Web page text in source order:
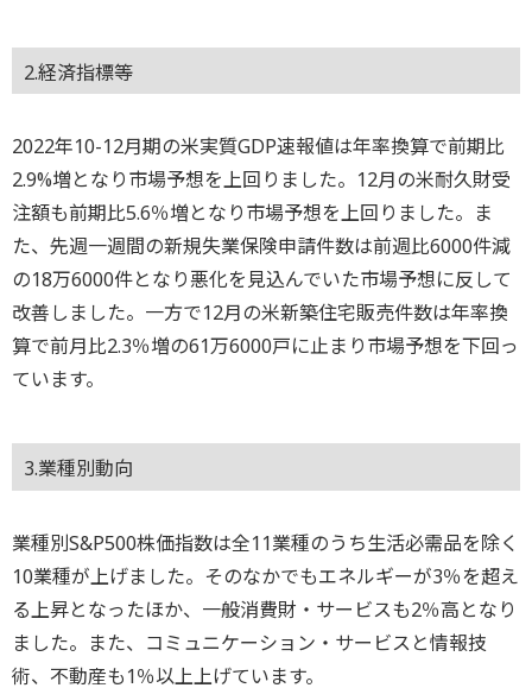
2.経済指標等
2022年10-12月期の米実質GDP速報値は年率換算で前期比
2.9%増となり市場予想を上回りました。12月の米耐久財受
注額も前期比5.6％増となり市場予想を上回りました。ま
た、先週一週間の新規失業保険申請件数は前週比6000件減
の18万6000件となり悪化を見込んでいた市場予想に反して
改善しました。一方で12月の米新築住宅販売件数は年率換
算で前月比2.3％増の61万6000戸に止まり市場予想を下回っ
ています。
3.業種別動向
業種別S&P500株価指数は全11業種のうち生活必需品を除く
10業種が上げました。そのなかでもエネルギーが3％を超え
る上昇となったほか、一般消費財・サービスも2％高となり
ました。また、コミュニケーション・サービスと情報技
術、不動産も1％以上上げています。